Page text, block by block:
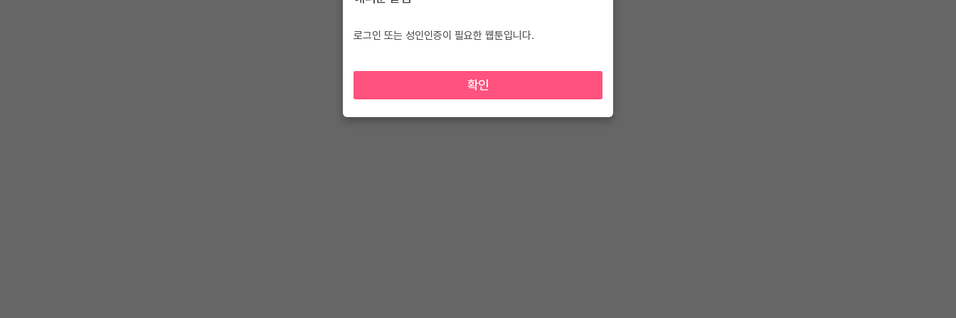
로그인 또는 성인인증이 필요한 웹툰입니다.
확인